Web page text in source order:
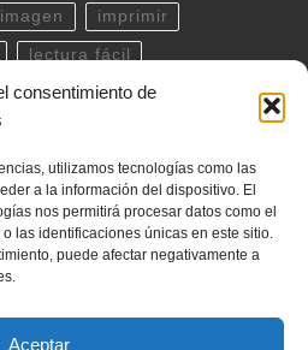
consentimiento de
utilizamos tecnologías como las
a la información del dispositivo. El
nos permitirá procesar datos como el
las identificaciones únicas en este sitio.
puede afectar negativamente a
Aceptar
imagen imprimir
lectura fácil
musica outlook
terminal twitter
windows